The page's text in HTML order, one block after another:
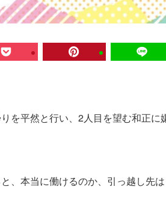
を平然と行い、2人目を望む和正に
、本当に働けるのか、引っ越し先